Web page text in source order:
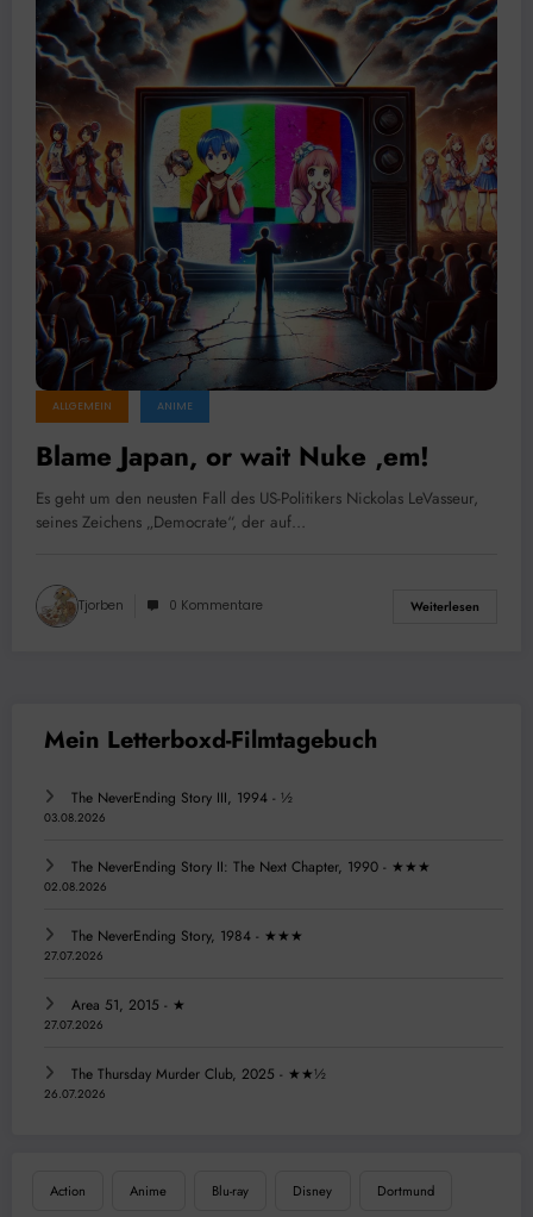
ALLGEMEIN ANIME
Blame Japan, or wait Nuke ‚em!
Es geht um den neusten Fall des US-Politikers Nickolas LeVasseur,
seines Zeichens „Democrate“, der auf…
Tjorben 0 Kommentare Weiterlesen
The NeverEnding Story III, 1994 - ½
03.08.2026
The NeverEnding Story II: The Next Chapter, 1990 - ★★★
02.08.2026
The NeverEnding Story, 1984 - ★★★
27.07.2026
Area 51, 2015 - ★
27.07.2026
The Thursday Murder Club, 2025 - ★★½
26.07.2026
Action Anime Blu-ray Disney Dortmund